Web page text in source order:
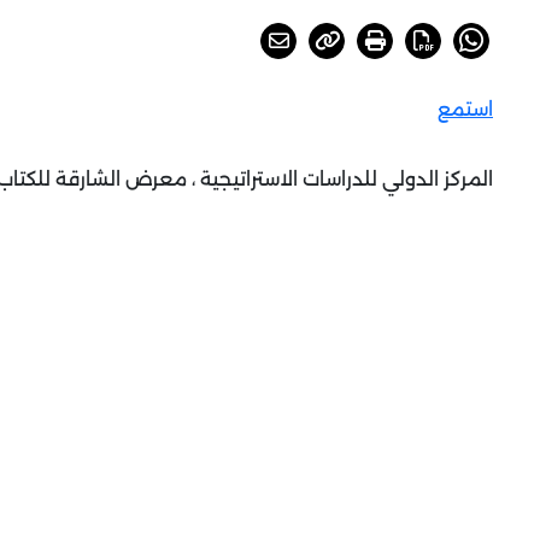
استمع
المركز الدولي للدراسات الاستراتيجية ، معرض الشارقة للكتاب ، 5 إلى 16 نوفمبر